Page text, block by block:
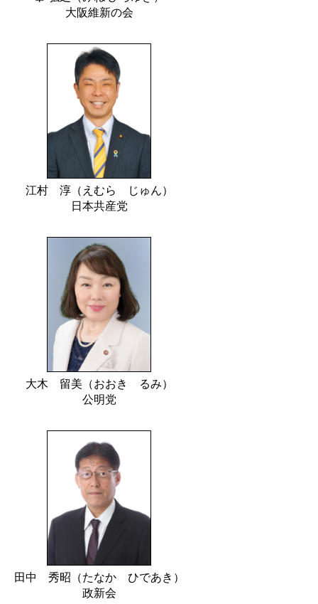
大阪維新の会
江村 淳（えむら じゅん）
日本共産党
大木 留美（おおき るみ）
公明党
田中 秀昭（たなか ひであき）
政新会